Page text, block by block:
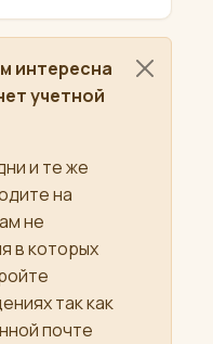
интересна
учетной
и те же
на
не
в которых
так как
почте